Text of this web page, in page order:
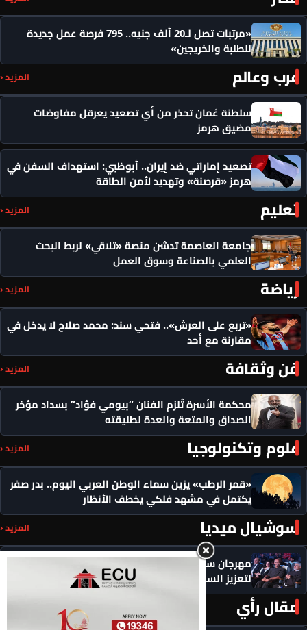
«مرتبات تصل لـ20 ألف جنيه.. 795 فرصة عمل جديدة
للطلبة والخريجين»
عرب وعالم المزيد ‹
سلطنة عُمان تحذر من أي تصعيد يعرقل مفاوضات
مضيق هرمز
تصعيد إماراتي ضد إيران.. أبوظبي: استهداف السفن في
هرمز «قرصنة» وتهديد لأمن الطاقة
تعليم المزيد ‹
جامعة العاصمة تدشن منصة «تلاقي» لربط البحث
العلمي بالصناعة وسوق العمل
رياضة المزيد ‹
«تربع على العرش».. فتحي سند: محمد صلاح لا يدخل في
مقارنة مع أحد
فن وثقافة المزيد ‹
محكمة الأسرة تُلزم الفنان “بيومي فؤاد” بسداد مؤخر
الصداق والمتعة والعدة لطليقته
علوم وتكنولوجيا المزيد ‹
«قمر الرطب» يزين سماء الوطن العربي اليوم.. بدر صفر
يكتمل في مشهد فلكي يخطف الأنظار
سوشيال ميديا المزيد ‹
مهرجان سيمفوني للفنون يكرم رموزاً مؤثرة ويدعو
لتعزيز السلام
مقال رأي